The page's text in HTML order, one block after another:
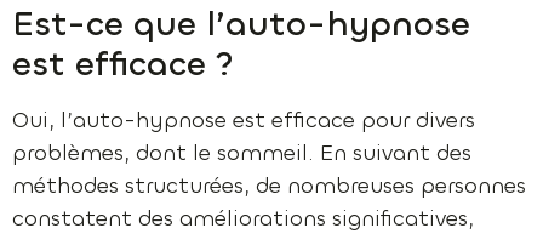
Est-ce que l’auto-hypnose
est efficace ?
Oui, l’auto-hypnose est efficace pour divers
problèmes, dont le sommeil. En suivant des
méthodes structurées, de nombreuses personnes
constatent des améliorations significatives,